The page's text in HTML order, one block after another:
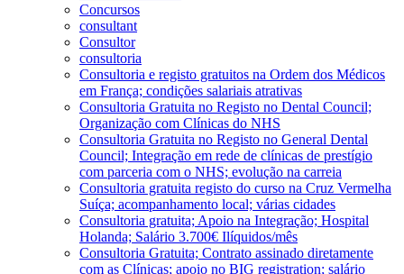
Concursos
consultant
Consultor
consultoria
Consultoria e registo gratuitos na Ordem dos Médicos
em França; condições salariais atrativas
Consultoria Gratuita no Registo no Dental Council;
Organização com Clínicas do NHS
Consultoria Gratuita no Registo no General Dental
Council; Integração em rede de clínicas de prestígio
com parceria com o NHS; evolução na carreia
Consultoria gratuita registo do curso na Cruz Vermelha
Suíça; acompanhamento local; várias cidades
Consultoria gratuita; Apoio na Integração; Hospital
Holanda; Salário 3.700€ Ilíquidos/mês
Consultoria Gratuita; Contrato assinado diretamente
com as Clínicas; apoio no BIG registration; salário